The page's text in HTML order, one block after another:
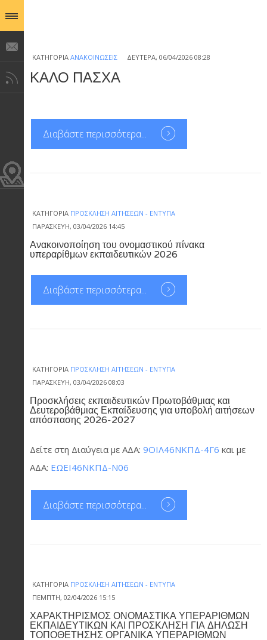
ΚΑΤΗΓΟΡΊΑ ΑΝΑΚΟΙΝΏΣΕΙΣ ΔΕΥΤΈΡΑ, 06/04/2026 08:28
ΚΑΛΟ ΠΑΣΧΑ
Διαβάστε περισσότερα...
ΚΑΤΗΓΟΡΊΑ ΠΡΌΣΚΛΗΣΗ ΑΙΤΉΣΕΩΝ - ΈΝΤΥΠΑ
ΠΑΡΑΣΚΕΥΉ, 03/04/2026 14:45
Ανακοινοποίηση του ονομαστικού πίνακα
υπεραρίθμων εκπαιδευτικών 2026
Διαβάστε περισσότερα...
ΚΑΤΗΓΟΡΊΑ ΠΡΌΣΚΛΗΣΗ ΑΙΤΉΣΕΩΝ - ΈΝΤΥΠΑ
ΠΑΡΑΣΚΕΥΉ, 03/04/2026 08:03
Προσκλήσεις εκπαιδευτικών Πρωτοβάθμιας και
Δευτεροβάθμιας Εκπαίδευσης για υποβολή αιτήσεων
απόσπασης 2026-2027
Δείτε στη Διαύγεια με ΑΔΑ: 9ΟΙΛ46ΝΚΠΔ-4Γ6 και με
ΑΔΑ: ΕΩΕΙ46ΝΚΠΔ-Ν06
Διαβάστε περισσότερα...
ΚΑΤΗΓΟΡΊΑ ΠΡΌΣΚΛΗΣΗ ΑΙΤΉΣΕΩΝ - ΈΝΤΥΠΑ
ΠΈΜΠΤΗ, 02/04/2026 15:15
ΧΑΡΑΚΤΗΡΙΣΜΟΣ ΟΝΟΜΑΣΤΙΚΑ ΥΠΕΡΑΡΙΘΜΩΝ
ΕΚΠΑΙΔΕΥΤΙΚΩΝ ΚΑΙ ΠΡΟΣΚΛΗΣΗ ΓΙΑ ΔΗΛΩΣΗ
ΤΟΠΟΘΕΤΗΣΗΣ ΟΡΓΑΝΙΚΑ ΥΠΕΡΑΡΙΘΜΩΝ